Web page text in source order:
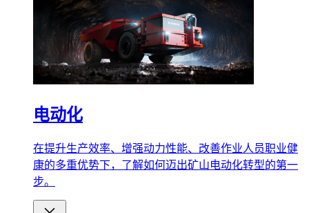
电动化
在提升生产效率、增强动力性能、改善作业人员职业健
康的多重优势下，了解如何迈出矿山电动化转型的第一
步。